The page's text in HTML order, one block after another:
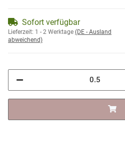
Sofort verfügbar
Lieferzeit: 1 - 2 Werktage (DE - Ausland
abweichend)